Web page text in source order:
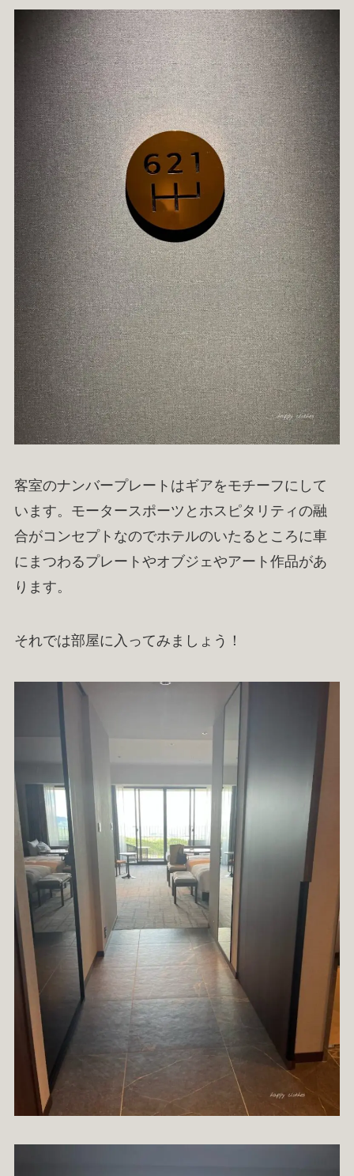
客室のナンバープレートはギアをモチーフにして
います。モータースポーツとホスピタリティの融
合がコンセプトなのでホテルのいたるところに車
にまつわるプレートやオブジェやアート作品があ
ります。
それでは部屋に入ってみましょう！